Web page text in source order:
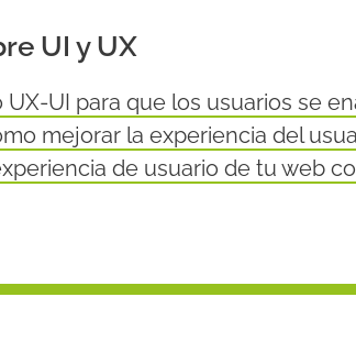
UI y UX
UI para que los usuarios se
mejorar la experiencia del
de usuario de tu web